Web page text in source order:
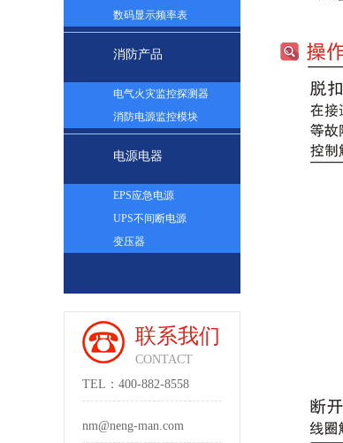
数码显示频率表
消防产品
电气火灾监控探测器
消防电源监控模块
电源电器
EPS应急电源
UPS不间断电源
变压器
联系我们
CONTACT
TEL：400-882-8558
nm@neng-man.com